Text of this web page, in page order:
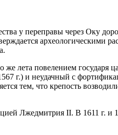
у переправы через Оку
археологическими
лета повелением государя
г.) и неудачный с
тем, что крепость
Лжедмитрия II. В 1611 г. и